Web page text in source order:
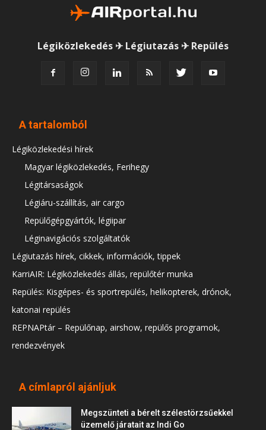
Légiközlekedés ✈ Légiutazás ✈ Repülés
A tartalomból
Légiközlekedési hírek
Magyar légiközlekedés, Ferihegy
Légitársaságok
Légiáru-szállítás, air cargo
Repülőgépgyártók, légiipar
Léginavigációs szolgáltatók
Légiutazás hírek, cikkek, információk, tippek
KarriAIR: Légiközlekedés állás, repülőtér munka
Repülés: Kisgépes- és sportrepülés, helikopterek, drónok,
katonai repülés
REPNAPtár – Repülőnap, airshow, repülős programok,
rendezvények
A címlapról ajánljuk
Megszünteti a bérelt szélestörzsűekkel
üzemelő járatait az Indi Go